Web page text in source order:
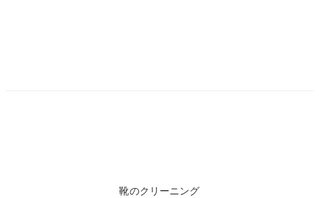
靴のクリーニング